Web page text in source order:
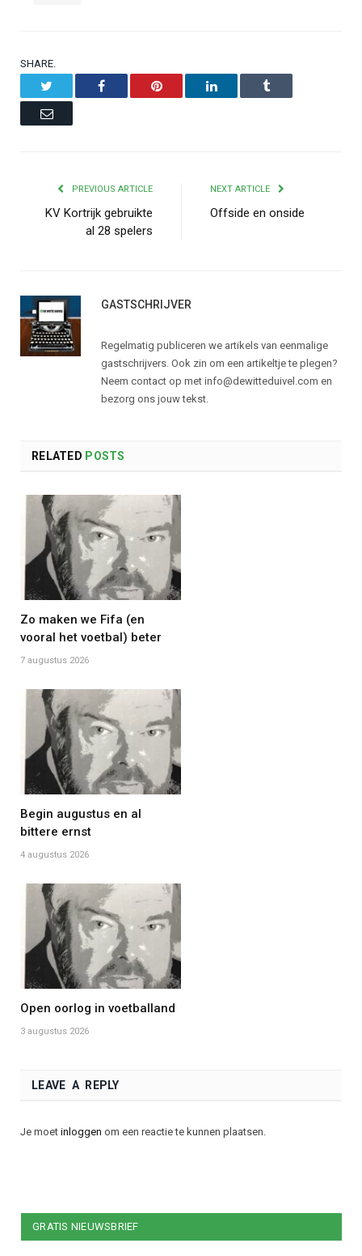
SHARE.
Facebook Pinterest LinkedIn Tumblr
Email
PREVIOUS ARTICLE
KV Kortrijk gebruikte
al 28 spelers
NEXT ARTICLE
Offside en onside
GASTSCHRIJVER
Regelmatig publiceren we artikels van eenmalige
gastschrijvers. Ook zin om een artikeltje te plegen?
Neem contact op met info@dewitteduivel.com en
bezorg ons jouw tekst.
RELATED POSTS
Zo maken we Fifa (en
vooral het voetbal) beter
7 augustus 2026
Begin augustus en al
bittere ernst
4 augustus 2026
Open oorlog in voetballand
3 augustus 2026
LEAVE A REPLY
Je moet inloggen om een reactie te kunnen plaatsen.
GRATIS NIEUWSBRIEF